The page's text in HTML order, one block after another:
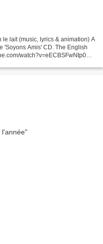
lait (music, lyrics & animation) A
'Soyons Amis' CD. The English
watch?v=eECBSFwNtp0